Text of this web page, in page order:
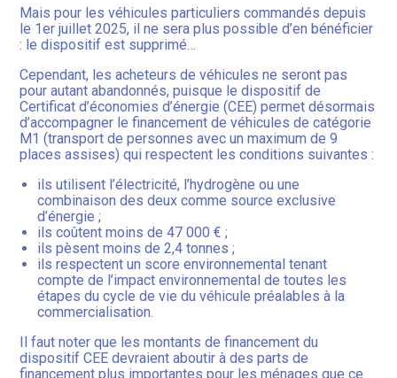
Mais pour les véhicules particuliers commandés depuis
le 1er juillet 2025, il ne sera plus possible d’en bénéficier
: le dispositif est supprimé…
Cependant, les acheteurs de véhicules ne seront pas
pour autant abandonnés, puisque le dispositif de
Certificat d’économies d’énergie (CEE) permet désormais
d’accompagner le financement de véhicules de catégorie
M1 (transport de personnes avec un maximum de 9
places assises) qui respectent les conditions suivantes :
ils utilisent l’électricité, l’hydrogène ou une
combinaison des deux comme source exclusive
d’énergie ;
ils coûtent moins de 47 000 € ;
ils pèsent moins de 2,4 tonnes ;
ils respectent un score environnemental tenant
compte de l’impact environnemental de toutes les
étapes du cycle de vie du véhicule préalables à la
commercialisation.
Il faut noter que les montants de financement du
dispositif CEE devraient aboutir à des parts de
financement plus importantes pour les ménages que ce